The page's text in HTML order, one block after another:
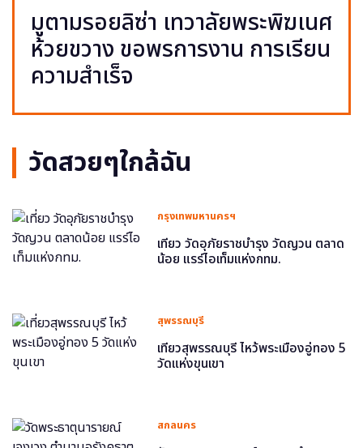
มูตามรอยลิซ่า เทวาลัยพระพิฆเนศ
ห้วยขวาง ขอพรการงาน การเรียน
ความสำเร็จ
วัดสวยๆใกล้ฉัน
กรุงเทพมหานครฯ
เที่ยว วัดอุภัยราชบำรุง วัดญวน ตลาด
น้อย แรร์ไอเท็มแห่งกทม.
สุพรรณบุรี
เที่ยวสุพรรณบุรี ไหว้พระเมืองอู่ทอง 5
วัดแห่งขุนเขา
สกลนคร